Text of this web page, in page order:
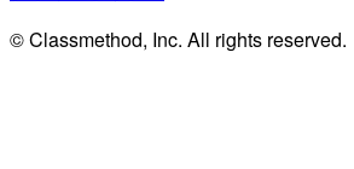
© Classmethod, Inc. All rights reserved.